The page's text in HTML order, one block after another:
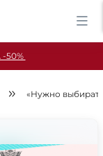
«Нужно